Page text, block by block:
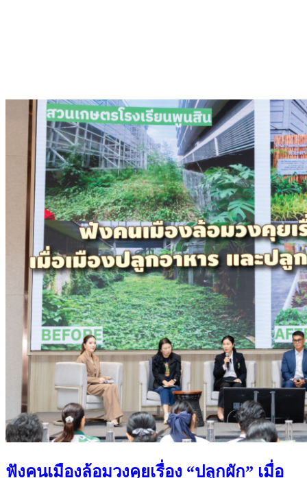
ฟังคนเมืองล้อมวงคุยเรื่อง “ปลูกผัก” เมื่อ